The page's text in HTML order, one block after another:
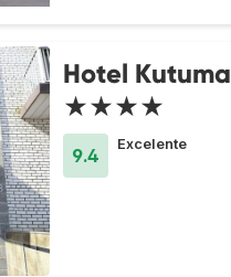
Hotel Kutuma
★★★★
9.4
Excelente